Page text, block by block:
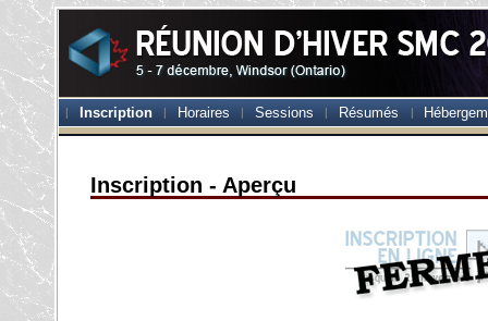
Inscription Horaires Sessions Résumés
Inscription - Aperçu